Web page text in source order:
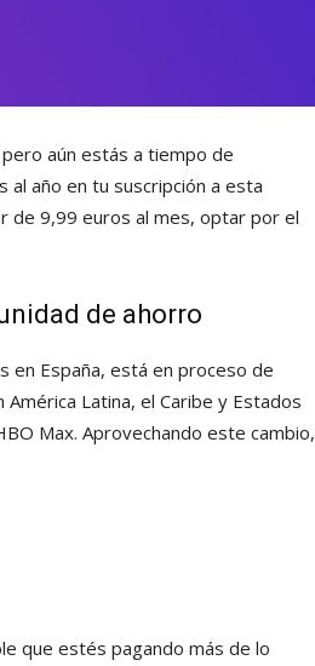
aún estás a tiempo de
año en tu suscripción a esta
de 9,99 euros al mes, optar por el
de ahorro
en España, está en proceso de
Latina, el Caribe y Estados
Max. Aprovechando este cambio,
que estés pagando más de lo